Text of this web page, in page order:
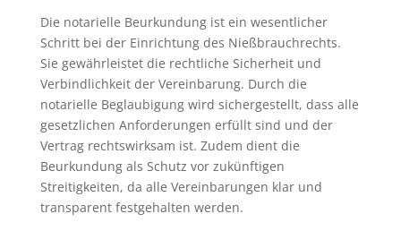
Die notarielle Beurkundung ist ein wesentlicher
Schritt bei der Einrichtung des Nießbrauchrechts.
Sie gewährleistet die rechtliche Sicherheit und
Verbindlichkeit der Vereinbarung. Durch die
notarielle Beglaubigung wird sichergestellt, dass alle
gesetzlichen Anforderungen erfüllt sind und der
Vertrag rechtswirksam ist. Zudem dient die
Beurkundung als Schutz vor zukünftigen
Streitigkeiten, da alle Vereinbarungen klar und
transparent festgehalten werden.